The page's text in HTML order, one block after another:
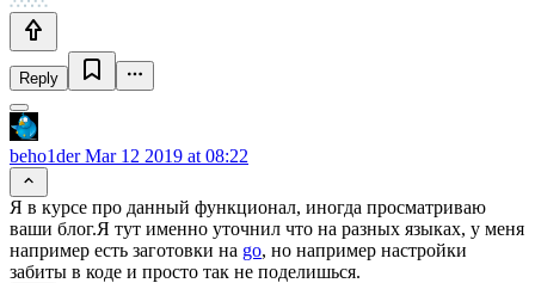
Reply
beho1derMar 12 2019 at 08:22
Я в курсе про данный функционал, иногда просматриваю
ваши блог.Я тут именно уточнил что на разных языках, у меня
например есть заготовки на go, но например настройки
забиты в коде и просто так не поделишься.